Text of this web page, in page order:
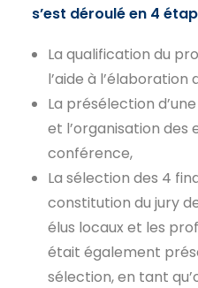
s’est déroulé en 4
La qualification du
l’aide à
La présélection
et l’organisation des
conférence,
La sélection des 4
constitution du jury
élus locaux et les
était également
sélection, en tant